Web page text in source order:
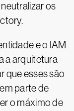
os
e o IAM
a arquitetura
que esses são
parte de
o máximo de